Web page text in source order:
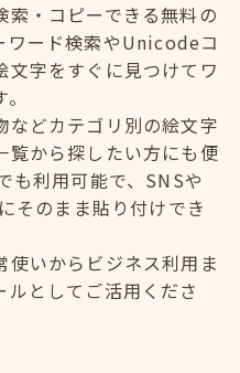
索・コピーできる無料の
ワード検索やUnicodeコ
文字をすぐに見つけてワ
などカテゴリ別の絵文字
覧から探したい方にも便
も利用可能で、SNSや
そのまま貼り付けでき
いからビジネス利用ま
としてご活用くださ